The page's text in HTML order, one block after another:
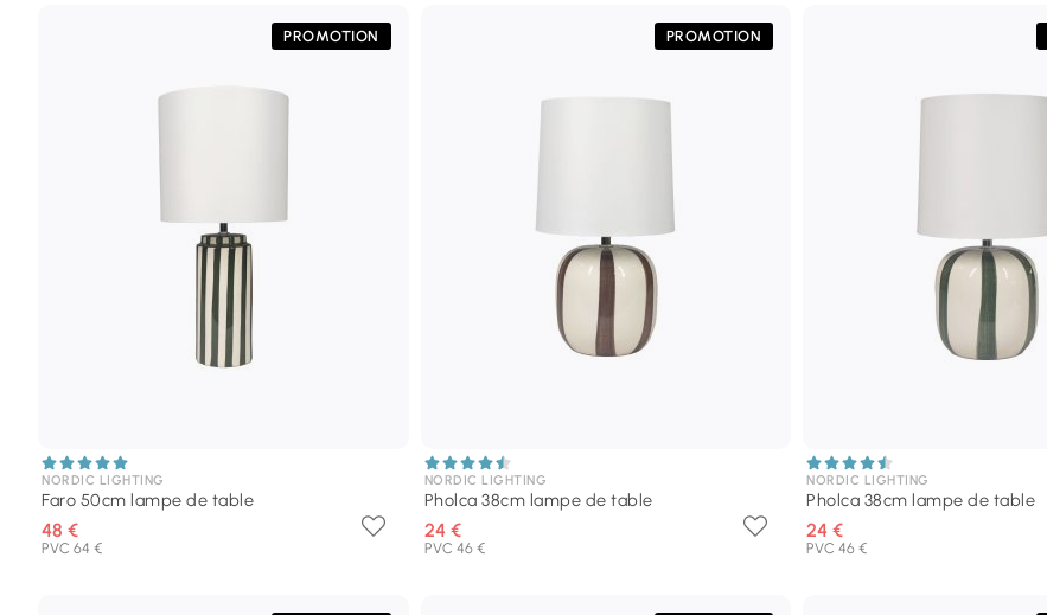
PROMOTION
NORDIC LIGHTING
Faro 50cm lampe de table
48 €
PVC 64 €
PROMOTION
NORDIC LIGHTING
Pholca 38cm lampe de table
24 €
PVC 46 €
NORDIC LIGHTING
Pholca 38cm lampe de table
24 €
PVC 46 €